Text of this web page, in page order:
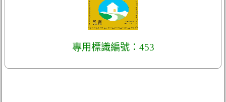
專用標識編號：453